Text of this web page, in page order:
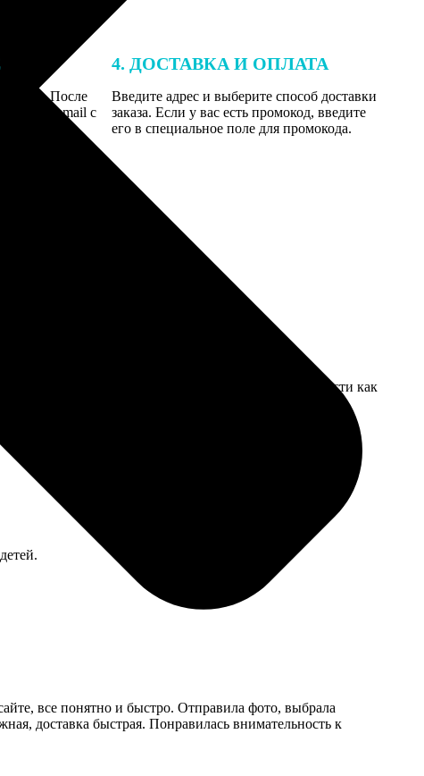
картой. После
на email с
заказ
4. ДОСТАВКА И ОПЛАТА
Введите адрес и выберите способ доставки
заказа. Если у вас есть промокод, введите
его в специальное поле для промокода.
хотел сохранить как есть. Сделали в точности как
все понятно и быстро. Отправила фото, выбрала
доставка быстрая. Понравилась внимательность к